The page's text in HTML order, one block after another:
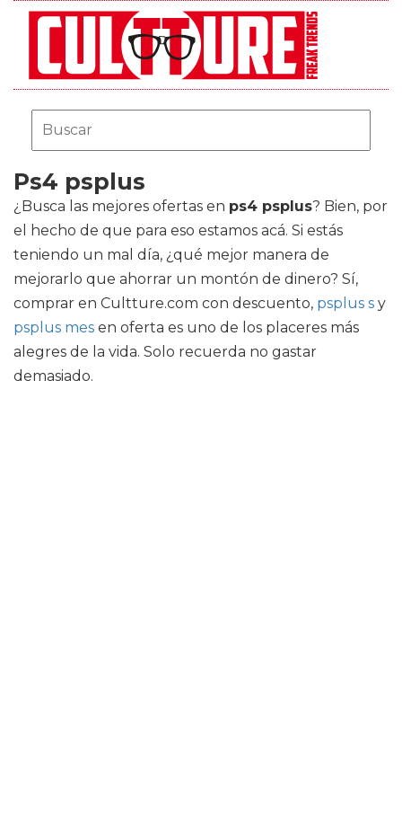
Ps4 psplus
¿Busca las mejores ofertas en ps4 psplus? Bien, por
el hecho de que para eso estamos acá. Si estás
teniendo un mal día, ¿qué mejor manera de
mejorarlo que ahorrar un montón de dinero? Sí,
comprar en Cultture.com con descuento, psplus s y
psplus mes en oferta es uno de los placeres más
alegres de la vida. Solo recuerda no gastar
demasiado.